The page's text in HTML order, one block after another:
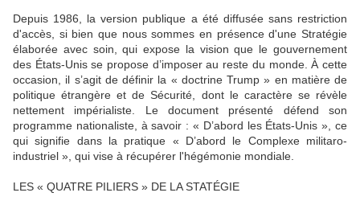
Depuis 1986, la version publique a été diffusée sans restriction
d'accès, si bien que nous sommes en présence d'une Stratégie
élaborée avec soin, qui expose la vision que le gouvernement
des États-Unis se propose d’imposer au reste du monde. À cette
occasion, il s’agit de définir la « doctrine Trump » en matière de
politique étrangère et de Sécurité, dont le caractère se révèle
nettement impérialiste. Le document présenté défend son
programme nationaliste, à savoir : « D’abord les États-Unis », ce
qui signifie dans la pratique « D’abord le Complexe militaro-
industriel », qui vise à récupérer l'hégémonie mondiale.
LES « QUATRE PILIERS » DE LA STATÉGIE